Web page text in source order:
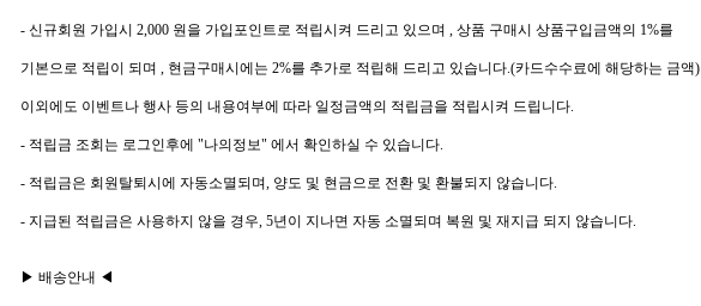
- 신규회원 가입시 2,000 원을 가입포인트로 적립시켜 드리고 있으며 , 상품 구매시 상품구입금액의 1%를
기본으로 적립이 되며 , 현금구매시에는 2%를 추가로 적립해 드리고 있습니다.(카드수수료에 해당하는 금액)
이외에도 이벤트나 행사 등의 내용여부에 따라 일정금액의 적립금을 적립시켜 드립니다.
- 적립금 조회는 로그인후에 "나의정보" 에서 확인하실 수 있습니다.
- 적립금은 회원탈퇴시에 자동소멸되며, 양도 및 현금으로 전환 및 환불되지 않습니다.
- 지급된 적립금은 사용하지 않을 경우, 5년이 지나면 자동 소멸되며 복원 및 재지급 되지 않습니다.
▶ 배송안내 ◀